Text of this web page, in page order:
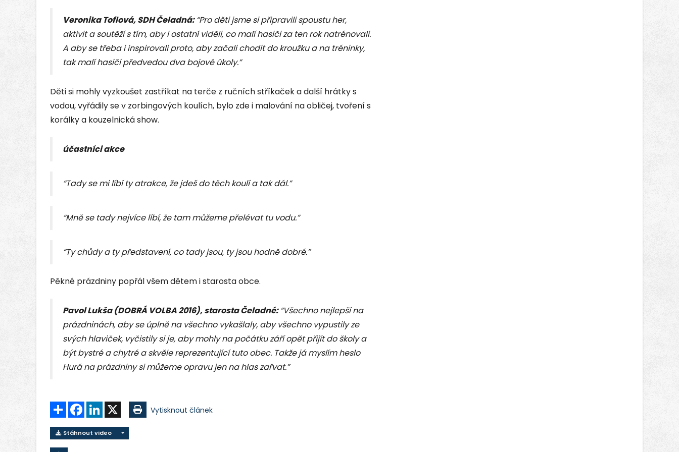
Veronika Toflová, SDH Čeladná:“Pro děti jsme si připravili spoustu her,
aktivit a soutěží s tím, aby i ostatní viděli, co malí hasiči za ten rok natrénovali.
A aby se třeba i inspirovali proto, aby začali chodit do kroužku a na tréninky,
tak malí hasiči předvedou dva bojové úkoly.”
Děti si mohly vyzkoušet zastříkat na terče z ručních stříkaček a další hrátky s
vodou, vyřádily se v zorbingových koulích, bylo zde i malování na obličej, tvoření s
korálky a kouzelnická show.
účastníci akce
“Tady se mi líbí ty atrakce, že jdeš do těch koulí a tak dál.”
“Mně se tady nejvíce líbí, že tam můžeme přelévat tu vodu.”
“Ty chůdy a ty představení, co tady jsou, ty jsou hodně dobré.”
Pěkné prázdniny popřál všem dětem i starosta obce.
Pavol Lukša (DOBRÁ VOLBA 2016), starosta Čeladné:“Všechno nejlepší na
prázdninách, aby se úplně na všechno vykašlaly, aby všechno vypustily ze
svých hlaviček, vyčistily si je, aby mohly na počátku září opět přijít do školy a
být bystré a chytré a skvěle reprezentující tuto obec. Takže já myslím heslo
Hurá na prázdniny si můžeme opravu jen na hlas zařvat.”
Sdílet FacebookLinkedIn Vytisknout článek
Stáhnout video